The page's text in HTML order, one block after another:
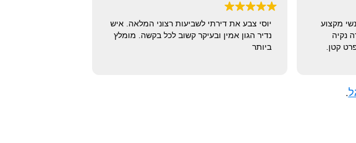
איש מקצוע נדיר. נתקלתי בהרבה אנשי מקצוע
טובים, אך בכזה טרם נתקלתי. עבודה נקיה
ומדוייקת עם המון תשומת לב לכל פרט קטן.
.